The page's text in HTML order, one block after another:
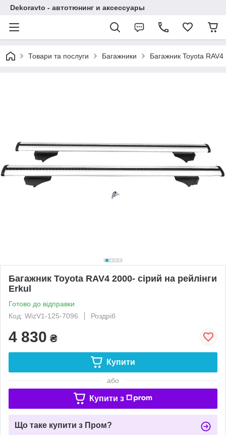
Dekoravto - автотюнинг и аксессуары
Товари та послуги Багажники Багажник Toyota RAV4
Багажник Toyota RAV4 2000- сірий на рейлінги
Erkul
Готово до відправки
Код: WizV1-125-7096
Роздріб
4 830 ₴
Купити
або
Купити з
Що таке купити з Пром?